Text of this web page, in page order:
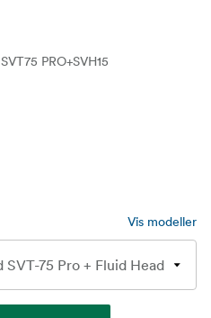
SVT75 PRO+SVH15
Vis modeller